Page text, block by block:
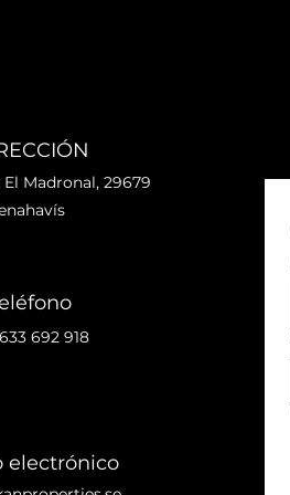
Madronal, 29679
692 918
electrónico